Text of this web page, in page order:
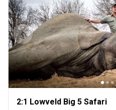
2:1 Lowveld Big 5 Safari